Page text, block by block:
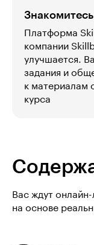
Платформа
компании
улучшается.
задания и
к материалам
курса
Вас ждут
на основе